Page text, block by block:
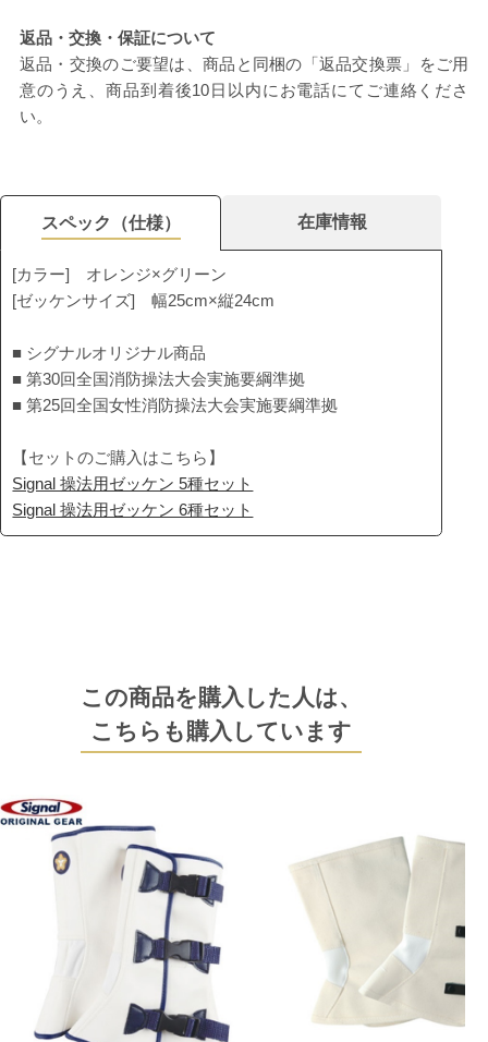
返品・交換・保証について
返品・交換のご要望は、商品と同梱の「返品交換票」をご用
意のうえ、商品到着後10日以内にお電話にてご連絡くださ
い。
スペック（仕様） 在庫情報
[カラー] オレンジ×グリーン
[ゼッケンサイズ] 幅25cm×縦24cm
■ シグナルオリジナル商品
■ 第30回全国消防操法大会実施要綱準拠
■ 第25回全国女性消防操法大会実施要綱準拠
【セットのご購入はこちら】
Signal 操法用ゼッケン 5種セット
Signal 操法用ゼッケン 6種セット
この商品を購入した人は、
こちらも購入しています